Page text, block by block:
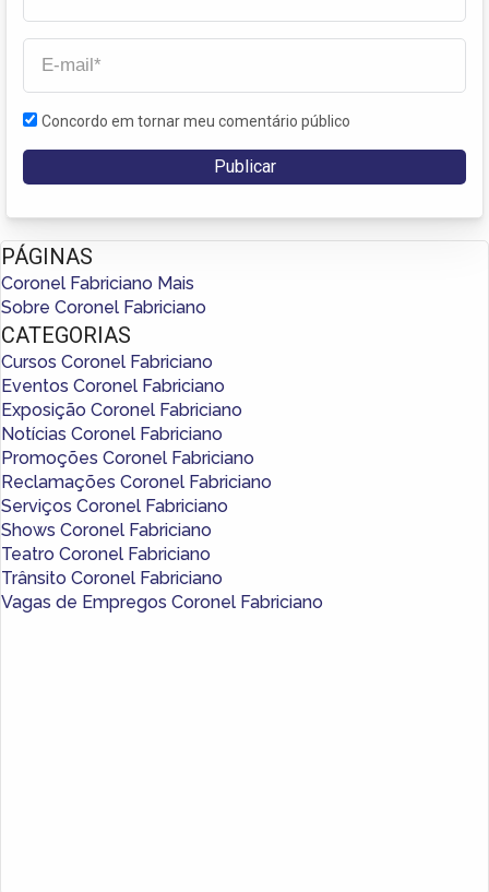
Concordo em tornar meu comentário público
PÁGINAS
Coronel Fabriciano Mais
Sobre Coronel Fabriciano
CATEGORIAS
Cursos Coronel Fabriciano
Eventos Coronel Fabriciano
Exposição Coronel Fabriciano
Notícias Coronel Fabriciano
Promoções Coronel Fabriciano
Reclamações Coronel Fabriciano
Serviços Coronel Fabriciano
Shows Coronel Fabriciano
Teatro Coronel Fabriciano
Trânsito Coronel Fabriciano
Vagas de Empregos Coronel Fabriciano